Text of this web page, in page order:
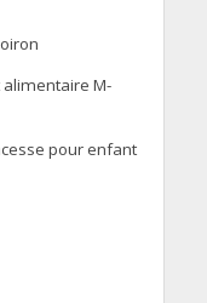
M-
pour enfant